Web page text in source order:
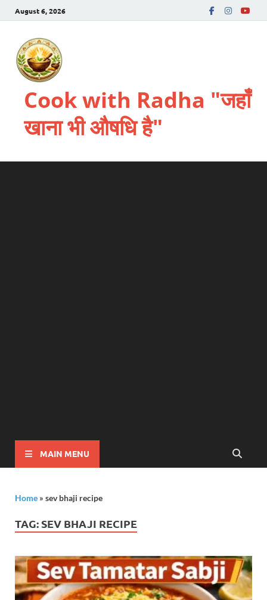
August 6, 2026
Cook with Radha "जहाँ
खाना भी औषधि है"
MAIN MENU
Home » sev bhaji recipe
TAG: SEV BHAJI RECIPE